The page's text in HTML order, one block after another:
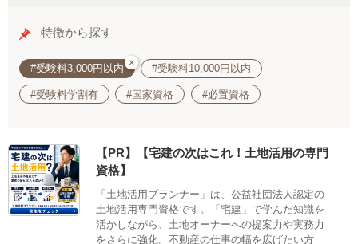
特徴から探す
#受験料3,000円以内
×
#受験料10,000円以内
#受験料学割有 #国家資格 #必置資格
【PR】【宅建の次はこれ！土地活用の専門
資格】
「土地活用プランナー」は、公益社団法人認定の
土地活用専門資格です。「宅建」で学んだ知識を
活かしながら、土地オーナーへの提案力や実務力
をさらに強化。不動産の仕事の幅を広げたい方